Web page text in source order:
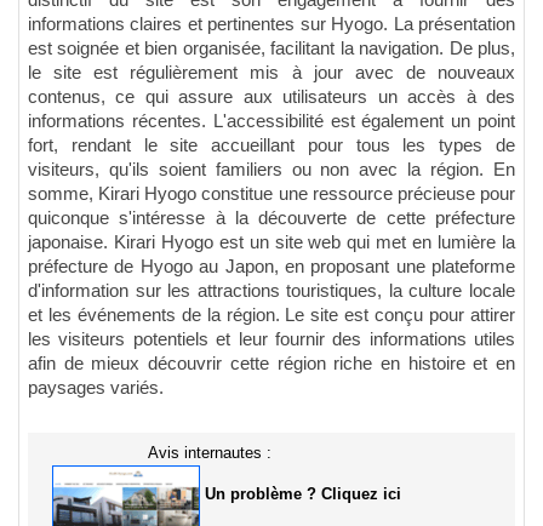
informations claires et pertinentes sur Hyogo. La présentation
est soignée et bien organisée, facilitant la navigation. De plus,
le site est régulièrement mis à jour avec de nouveaux
contenus, ce qui assure aux utilisateurs un accès à des
informations récentes. L'accessibilité est également un point
fort, rendant le site accueillant pour tous les types de
visiteurs, qu'ils soient familiers ou non avec la région. En
somme, Kirari Hyogo constitue une ressource précieuse pour
quiconque s'intéresse à la découverte de cette préfecture
japonaise. Kirari Hyogo est un site web qui met en lumière la
préfecture de Hyogo au Japon, en proposant une plateforme
d'information sur les attractions touristiques, la culture locale
et les événements de la région. Le site est conçu pour attirer
les visiteurs potentiels et leur fournir des informations utiles
afin de mieux découvrir cette région riche en histoire et en
paysages variés.
Avis internautes :
Un problème ? Cliquez ici